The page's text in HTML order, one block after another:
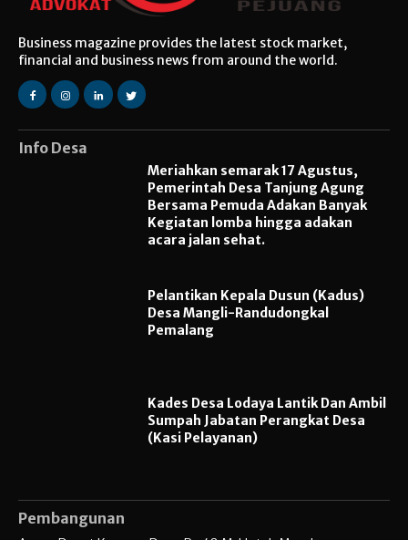
Business magazine provides the latest stock market,
financial and business news from around the world.
Info Desa
Meriahkan semarak 17 Agustus,
Pemerintah Desa Tanjung Agung
Bersama Pemuda Adakan Banyak
Kegiatan lomba hingga adakan
acara jalan sehat.
Pelantikan Kepala Dusun (Kadus)
Desa Mangli-Randudongkal
Pemalang
Kades Desa Lodaya Lantik Dan Ambil
Sumpah Jabatan Perangkat Desa
(Kasi Pelayanan)
Pembangunan